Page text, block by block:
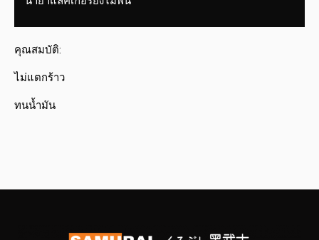
คุณสมบัติ:
ไม่แตกร้าว
ทนน้ำมัน